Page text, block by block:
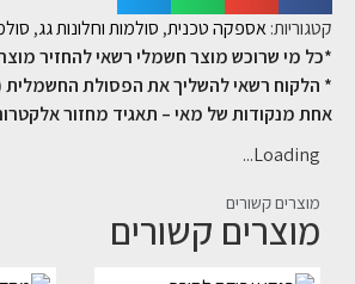
קטגוריות:אספקה טכנית, סולמות וחלונות גג,
*כל מי שרוכש מוצר חשמלי רשאי להחזיר
* הלקוח רשאי להשליך את הפסולת החשמלית
אחת מנקודות של מאי – תאגיד מחזור
Loading...
מוצרים קשורים
מוצרים קשורים